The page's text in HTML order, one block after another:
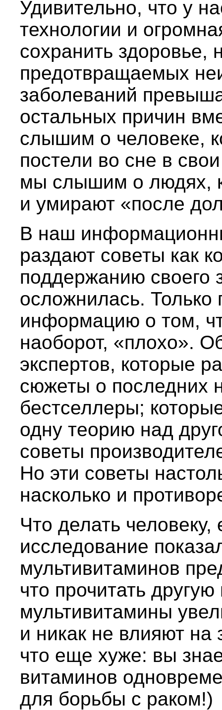
Удивительно, что у
технологии и
сохранить здоровье,
предотвращаемых
заболеваний
остальных причин
слышим о человеке,
постели во сне в
мы слышим о людях,
и умирают «после
В наш
раздают советы как
поддержанию своего
осложнилась. Только
информацию о том,
наоборот, «плохо».
экспертов, которые
сюжеты о последних
бестселлеры;
одну теорию над
советы
Но эти советы
насколько и
Что делать
исследование
мультивитаминов
что прочитать
мультивитамины
и никак не влияют
что еще хуже: вы
витаминов
для борьбы с раком!)